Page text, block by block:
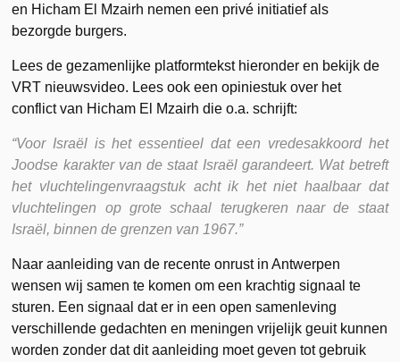
en Hicham El Mzairh nemen een privé initiatief als
bezorgde burgers.
Lees de gezamenlijke platformtekst hieronder en bekijk de
VRT nieuwsvideo. Lees ook een opiniestuk over het
conflict van Hicham El Mzairh die o.a. schrijft:
“Voor Israël is het essentieel dat een vredesakkoord het
Joodse karakter van de staat Israël garandeert. Wat betreft
het vluchtelingenvraagstuk acht ik het niet haalbaar dat
vluchtelingen op grote schaal terugkeren naar de staat
Israël, binnen de grenzen van 1967.”
Naar aanleiding van de recente onrust in Antwerpen
wensen wij samen te komen om een krachtig signaal te
sturen. Een signaal dat er in een open samenleving
verschillende gedachten en meningen vrijelijk geuit kunnen
worden zonder dat dit aanleiding moet geven tot gebruik